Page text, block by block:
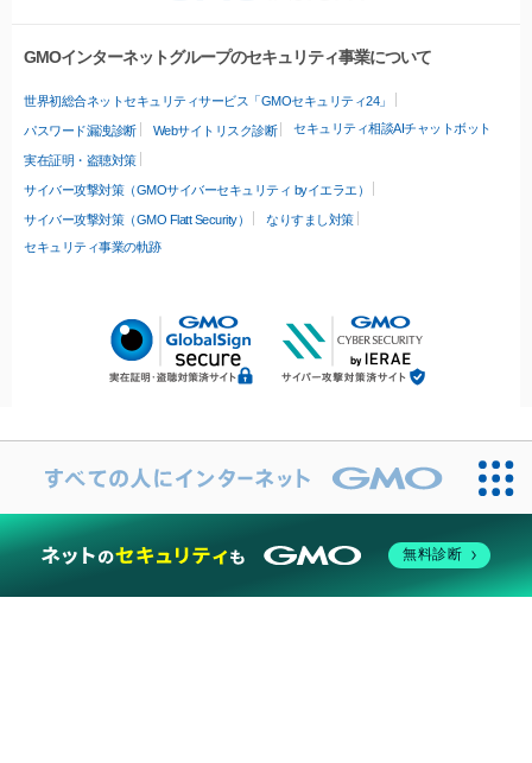
GMOインターネットグループのセキュリティ事業について
世界初総合ネットセキュリティサービス「GMOセキュリティ24」
パスワード漏洩診断 Webサイトリスク診断 セキュリティ相談AIチャットボット
実在証明・盗聴対策
サイバー攻撃対策（GMOサイバーセキュリティ byイエラエ）
サイバー攻撃対策（GMO Flatt Security）
なりすまし対策
セキュリティ事業の軌跡
無料診断